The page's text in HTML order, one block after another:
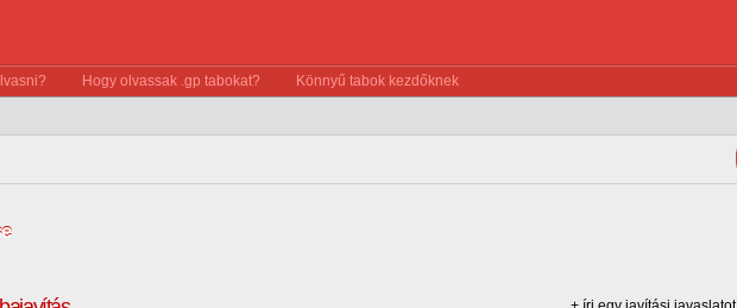
Hogy olvassak .gp tabokat? Könnyű tabok kezdőknek